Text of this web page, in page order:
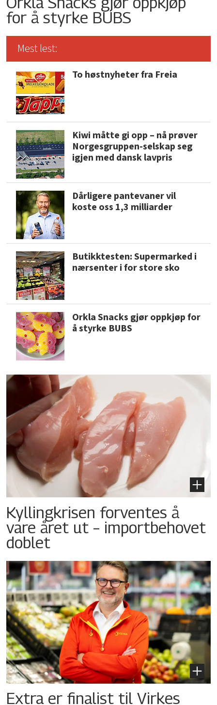
for å styrke BUBS
Mest lest:
To høstnyheter fra Freia
Kiwi måtte gi opp – nå prøver
Norgesgruppen-selskap seg
igjen med dansk lavpris
Dårligere pantevaner vil
koste oss 1,3 milliarder
Butikktesten: Supermarked i
nærsenter i for store sko
Orkla Snacks gjør oppkjøp for
å styrke BUBS
Kyllingkrisen forventes å
vare året ut – importbehovet
doblet
Extra er finalist til Virkes